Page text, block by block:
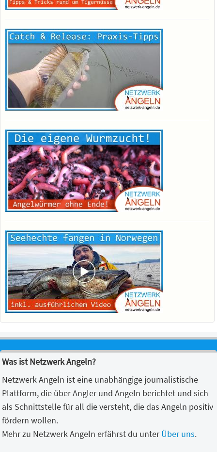
Was ist Netzwerk Angeln?
Netzwerk Angeln ist eine unabhängige journalistische
Plattform, die über Angler und Angeln berichtet und sich
als Schnittstelle für all die versteht, die das Angeln positiv
fördern wollen.
Mehr zu Netzwerk Angeln erfährst du unterÜber uns.